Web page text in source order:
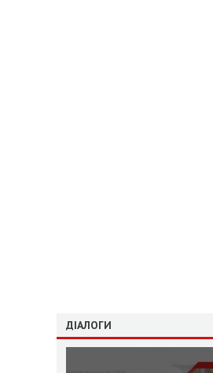
ДІАЛОГИ